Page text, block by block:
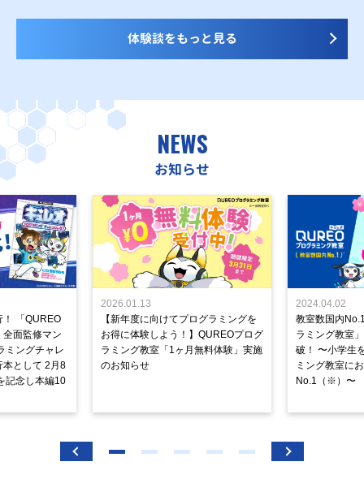
体験談をもっと見る
NEWS
お知らせ
！ 「QUREO
面監修マン
ミングチャレ
本として 2月8
記念し本編10
2026.01.13
【新年度に向けてプログラミングを
お得に体験しよう！】QUREOプログ
ラミング教室「1ヶ月無料体験」実施
のお知らせ
2024.04.02
教室数国内
ラミング教室
破！ 〜小学生
ミング教室に
No.1（※）〜